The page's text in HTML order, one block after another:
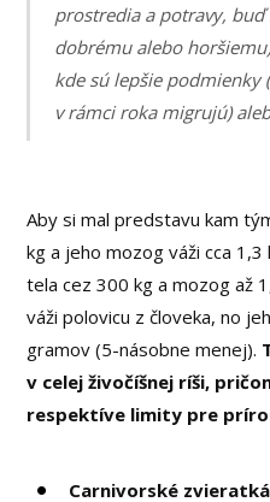
prostredia a potravy,
dobrému alebo
kde sú lepšie podmienky
v rámci roka migrujú)
Aby si mal predstavu kam
kg a jeho mozog váži cca
tela cez 300 kg a mozog až
váži polovicu z človeka, no
gramov (5-násobne menej).
v celej živočíšnej ríši,
respektíve limity pre
Carnivorské